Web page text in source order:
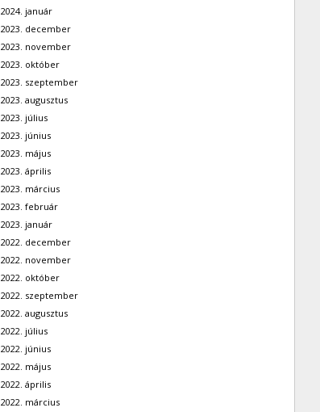
2024. január
2023. december
2023. november
2023. október
2023. szeptember
2023. augusztus
2023. július
2023. június
2023. május
2023. április
2023. március
2023. február
2023. január
2022. december
2022. november
2022. október
2022. szeptember
2022. augusztus
2022. július
2022. június
2022. május
2022. április
2022. március